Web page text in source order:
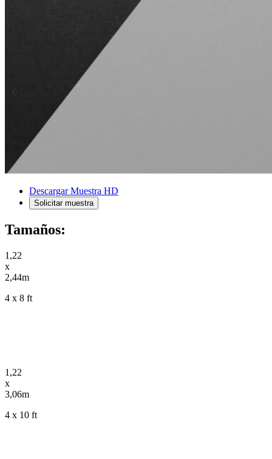
Descargar Muestra HD
Solicitar muestra
Tamaños:
1,22
x
2,44m
4 x 8 ft
1,22
x
3,06m
4 x 10 ft